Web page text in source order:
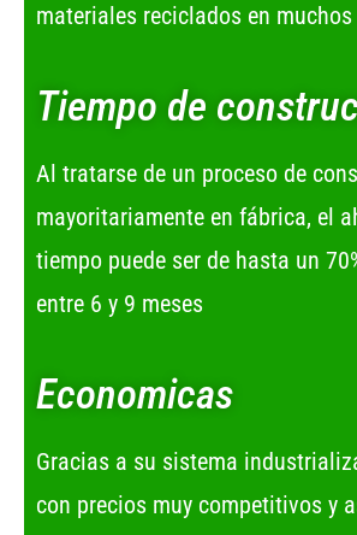
materiales reciclados en
Tiempo de
Al tratarse de un proceso de
mayoritariamente en fábrica, el
tiempo puede ser de hasta un
entre 6 y 9 meses
Economicas
Gracias a su sistema
con precios muy competitivos y